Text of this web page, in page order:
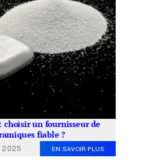
choisir un fournisseur de
fiable ?
2025 EN SAVOIR PLUS